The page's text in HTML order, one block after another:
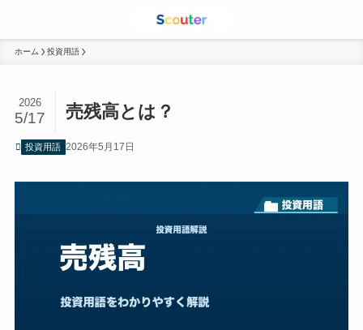
ホーム 投資用語
売残高とは？
2026
5/17
投資用語 2026年5月17日